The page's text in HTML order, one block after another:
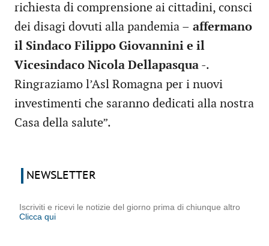
richiesta di comprensione ai cittadini, consci
dei disagi dovuti alla pandemia – affermano
il Sindaco Filippo Giovannini e il
Vicesindaco Nicola Dellapasqua -.
Ringraziamo l’Asl Romagna per i nuovi
investimenti che saranno dedicati alla nostra
Casa della salute”.
NEWSLETTER
Iscriviti e ricevi le notizie del giorno prima di chiunque altro
Clicca qui